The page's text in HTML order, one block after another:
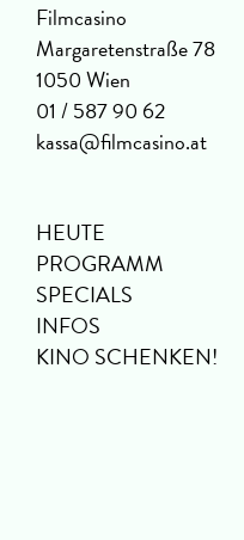
Filmcasino
Margaretenstraße 78
1050 Wien
01 / 587 90 62
kassa@filmcasino.at
HEUTE
PROGRAMM
SPECIALS
INFOS
KINO SCHENKEN!